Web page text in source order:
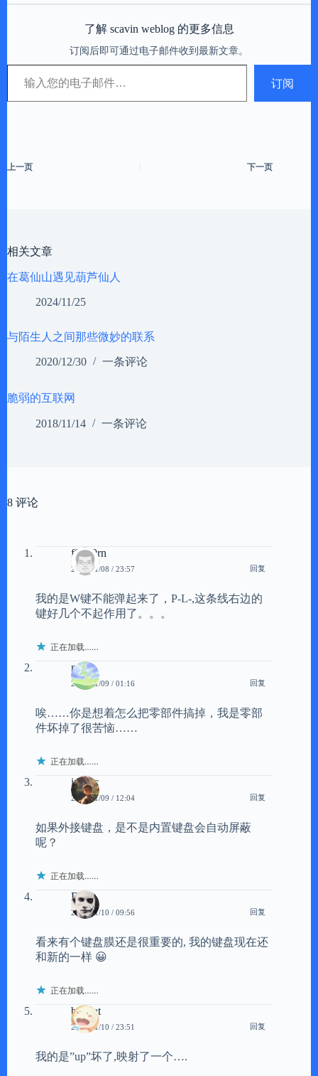
了解 scavin weblog 的更多信息
订阅后即可通过电子邮件收到最新文章。
输入您的电子邮件…
订阅
上一页 下一页
相关文章
在葛仙山遇见葫芦仙人
2024/11/25
与陌生人之间那些微妙的联系
2020/12/30 一条评论
脆弱的互联网
2018/11/14 一条评论
8 评论
f0gh0rn
2008/11/08 / 23:57 回复
我的是W键不能弹起来了，P-L-,这条线右边的
键好几个不起作用了。。。
正在加载……
maoz
2008/11/09 / 01:16 回复
唉……你是想着怎么把零部件搞掉，我是零部
件坏掉了很苦恼……
正在加载……
interjc
2008/11/09 / 12:04 回复
如果外接键盘，是不是内置键盘会自动屏蔽
呢？
正在加载……
Dofy
2008/11/10 / 09:56 回复
看来有个键盘膜还是很重要的, 我的键盘现在还
和新的一样 😀
正在加载……
bigCat
2008/11/10 / 23:51 回复
我的是”up”坏了,映射了一个….